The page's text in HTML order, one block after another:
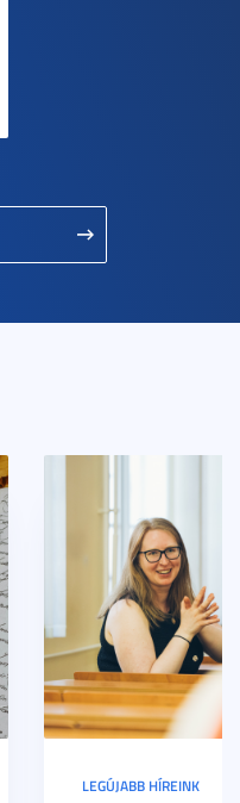
LEGÚJABB HÍREINK